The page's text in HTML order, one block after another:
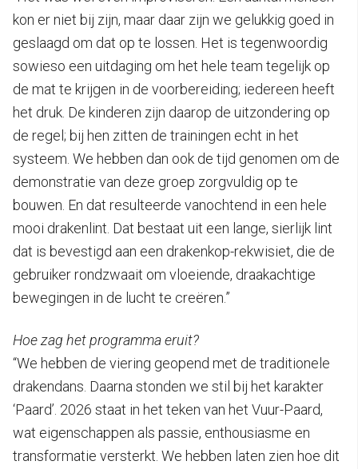
kon er niet bij zijn, maar daar zijn we gelukkig goed in
geslaagd om dat op te lossen. Het is tegenwoordig
sowieso een uitdaging om het hele team tegelijk op
de mat te krijgen in de voorbereiding; iedereen heeft
het druk. De kinderen zijn daarop de uitzondering op
de regel; bij hen zitten de trainingen echt in het
systeem. We hebben dan ook de tijd genomen om de
demonstratie van deze groep zorgvuldig op te
bouwen. En dat resulteerde vanochtend in een hele
mooi drakenlint. Dat bestaat uit een lange, sierlijk lint
dat is bevestigd aan een drakenkop-rekwisiet, die de
gebruiker rondzwaait om vloeiende, draakachtige
bewegingen in de lucht te creëren.”
Hoe zag het programma eruit?
“We hebben de viering geopend met de traditionele
drakendans. Daarna stonden we stil bij het karakter
‘Paard’. 2026 staat in het teken van het Vuur-Paard,
wat eigenschappen als passie, enthousiasme en
transformatie versterkt. We hebben laten zien hoe dit